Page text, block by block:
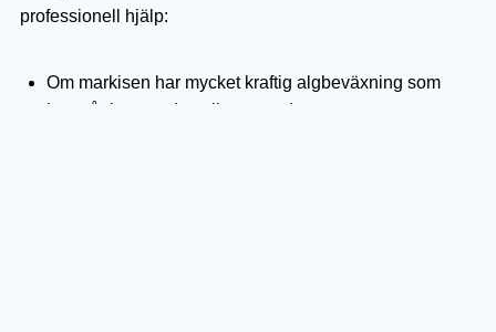
professionell hjälp:
Om markisen har mycket kraftig algbeväxning som
inte går bort med vanliga metoder.